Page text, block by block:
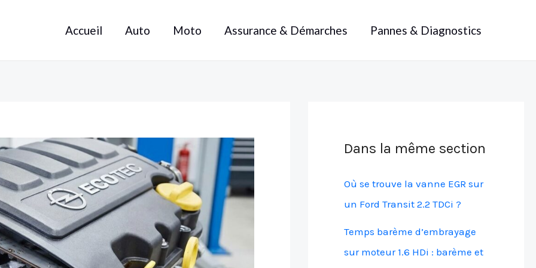
Accueil Auto Moto Assurance & Démarches Pannes & Diagnostics
Dans la même section
Où se trouve la vanne EGR sur
un Ford Transit 2.2 TDCi ?
Temps barème d’embrayage
sur moteur 1.6 HDi : barème et